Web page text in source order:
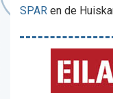
SPAR en de